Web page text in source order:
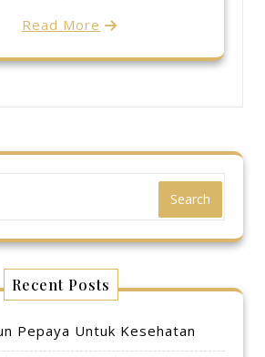
Read More
Search
Recent Posts
Pepaya Untuk Kesehatan